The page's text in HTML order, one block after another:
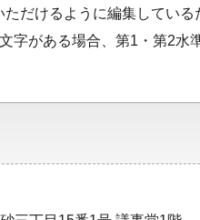
だけるように編集してい
字がある場合、第1・第2水